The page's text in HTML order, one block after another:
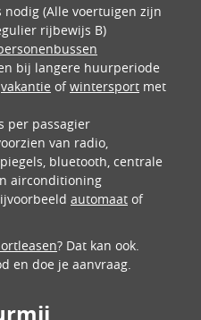
nodig (Alle voertuigen zijn
rijbewijs B)
bij langere huurperiode
vakantie ofwintersport met
per passagier
van radio,
bluetooth, centrale
airconditioning
automaat of
? Dat kan ook.
en doe je aanvraag.